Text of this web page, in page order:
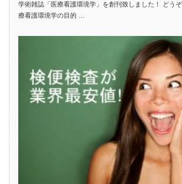
学術雑誌「医療看護環境学」を創刊致しました！ どう
療看護環境学の目的 …